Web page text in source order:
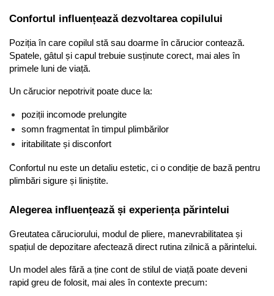
Confortul influențează dezvoltarea copilului
Poziția în care copilul stă sau doarme în cărucior contează.
Spatele, gâtul și capul trebuie susținute corect, mai ales în
primele luni de viață.
Un cărucior nepotrivit poate duce la:
poziții incomode prelungite
somn fragmentat în timpul plimbărilor
iritabilitate și disconfort
Confortul nu este un detaliu estetic, ci o condiție de bază pentru
plimbări sigure și liniștite.
Alegerea influențează și experiența părintelui
Greutatea căruciorului, modul de pliere, manevrabilitatea și
spațiul de depozitare afectează direct rutina zilnică a părintelui.
Un model ales fără a ține cont de stilul de viață poate deveni
rapid greu de folosit, mai ales în contexte precum: